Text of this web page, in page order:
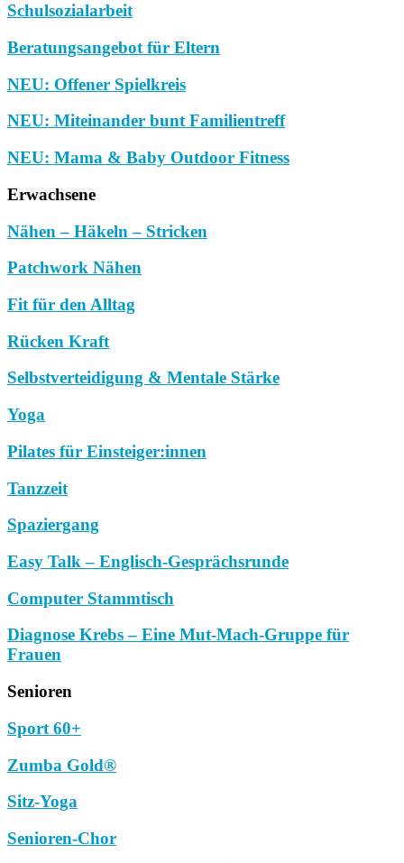
Schulsozialarbeit
Beratungsangebot für Eltern
NEU: Offener Spielkreis
NEU: Miteinander bunt Familientreff
NEU: Mama & Baby Outdoor Fitness
Erwachsene
Nähen – Häkeln – Stricken
Patchwork Nähen
Fit für den Alltag
Rücken Kraft
Selbstverteidigung & Mentale Stärke
Yoga
Pilates für Einsteiger:innen
Tanzzeit
Spaziergang
Easy Talk – Englisch-Gesprächsrunde
Computer Stammtisch
Diagnose Krebs – Eine Mut-Mach-Gruppe für
Frauen
Senioren
Sport 60+
Zumba Gold®
Sitz-Yoga
Senioren-Chor